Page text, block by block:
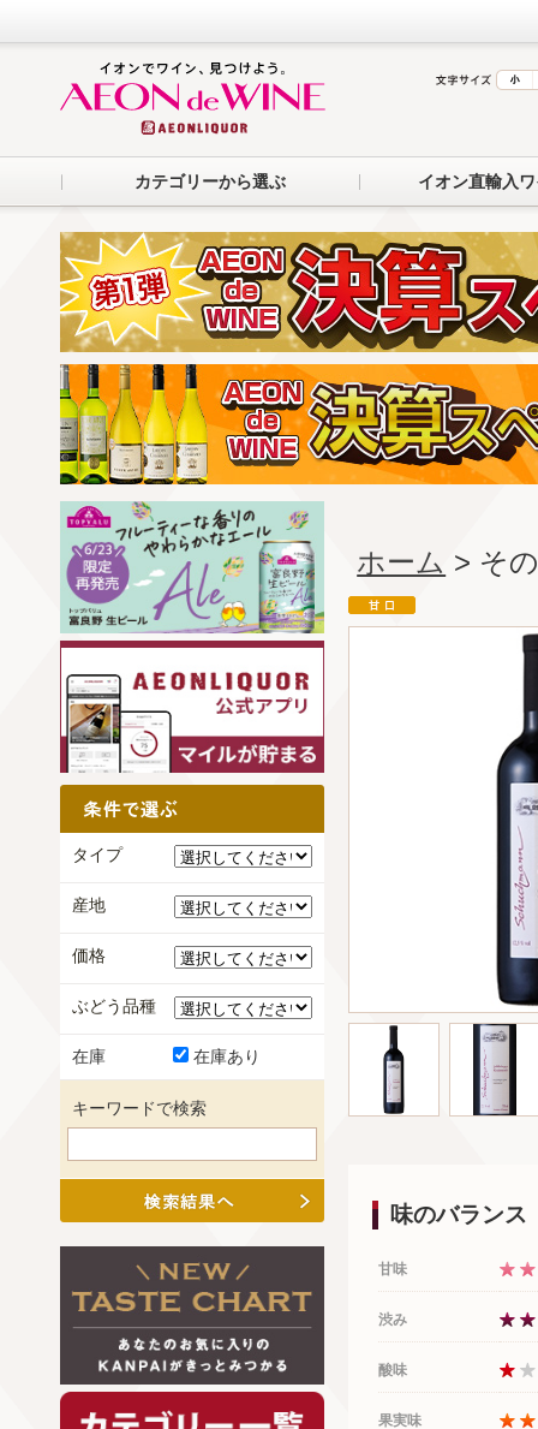
カテゴリーから選ぶ イオン直輸入
ホーム > そ
味のバランス
甘味
渋み
酸味
果実味
タイプ
産地
価格
ぶどう品種
在庫 在庫あり
キーワードで検索